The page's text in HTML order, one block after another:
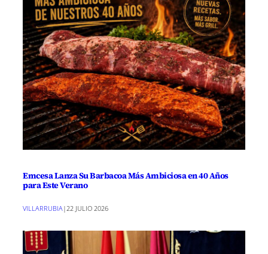
Emcesa Lanza Su Barbacoa Más Ambiciosa en 40 Años
para Este Verano
VILLARRUBIA | 22 JULIO 2026